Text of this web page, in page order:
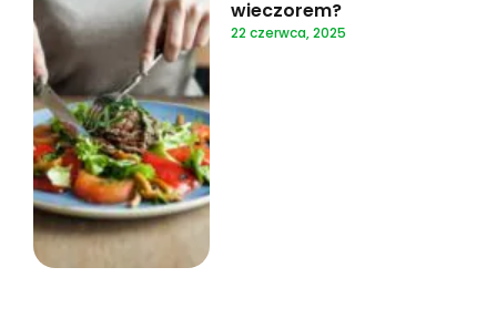
wieczorem?
22 czerwca, 2025